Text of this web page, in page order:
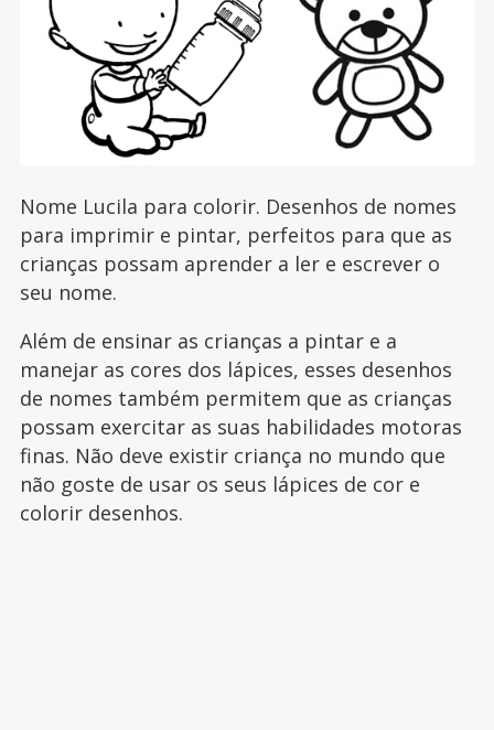
Nome Lucila para colorir. Desenhos de nomes
para imprimir e pintar, perfeitos para que as
crianças possam aprender a ler e escrever o
seu nome.
Além de ensinar as crianças a pintar e a
manejar as cores dos lápices, esses desenhos
de nomes também permitem que as crianças
possam exercitar as suas habilidades motoras
finas. Não deve existir criança no mundo que
não goste de usar os seus lápices de cor e
colorir desenhos.